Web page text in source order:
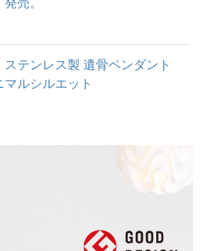
ステンレス製 遺骨ペンダント
マルシルエット